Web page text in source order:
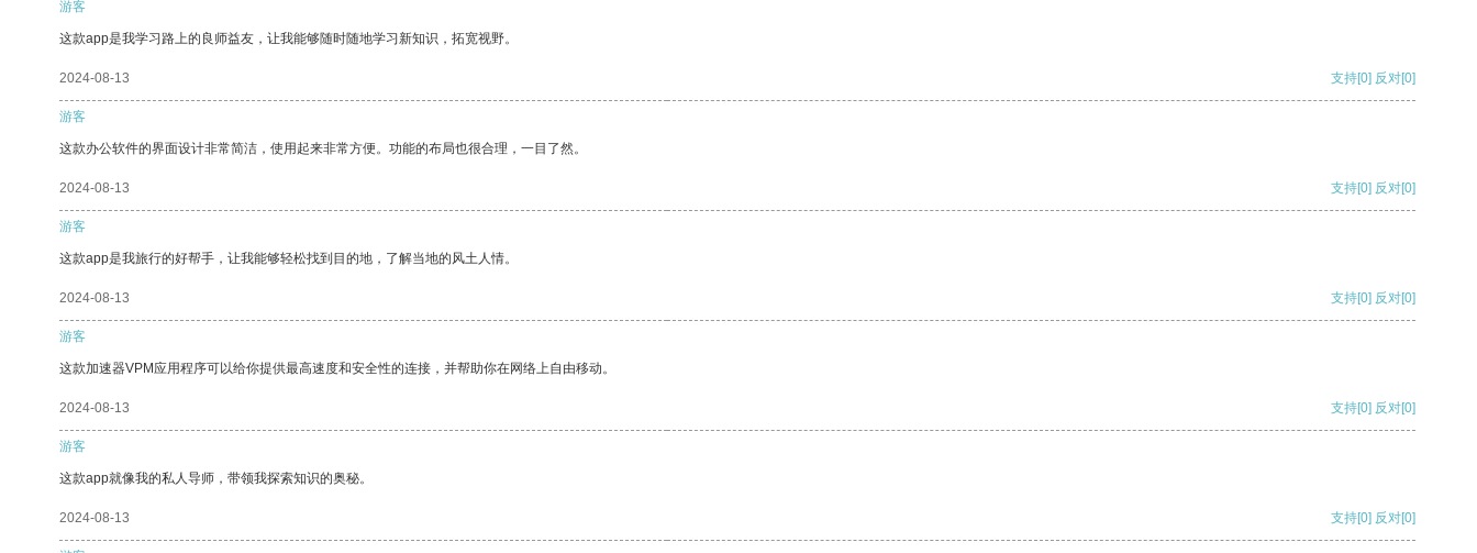
游客
这款app是我学习路上的良师益友，让我能够随时随地学习新知识，拓宽视野。
2024-08-13 支持[0] 反对[0]
游客
这款办公软件的界面设计非常简洁，使用起来非常方便。功能的布局也很合理，一目了然。
2024-08-13 支持[0] 反对[0]
游客
这款app是我旅行的好帮手，让我能够轻松找到目的地，了解当地的风土人情。
2024-08-13 支持[0] 反对[0]
游客
这款加速器VPM应用程序可以给你提供最高速度和安全性的连接，并帮助你在网络上自由移动。
2024-08-13 支持[0] 反对[0]
游客
这款app就像我的私人导师，带领我探索知识的奥秘。
2024-08-13 支持[0] 反对[0]